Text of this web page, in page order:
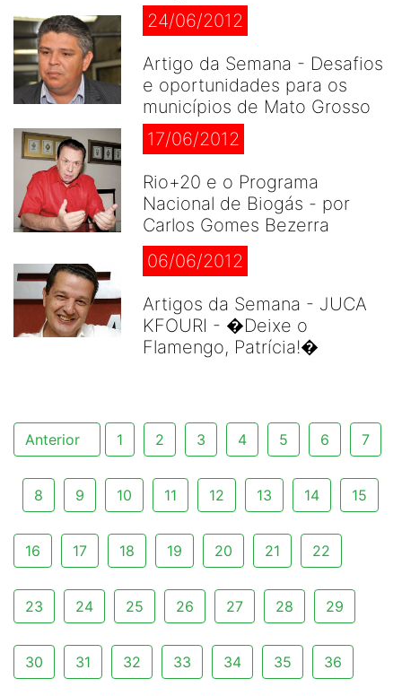
24/06/2012
Artigo da Semana - Desafios
e oportunidades para os
municípios de Mato Grosso
17/06/2012
Rio+20 e o Programa
Nacional de Biogás - por
Carlos Gomes Bezerra
06/06/2012
Artigos da Semana - JUCA
KFOURI - �Deixe o
Flamengo, Patrícia!�
Anterior 1 2 3 4 5 6 7
8 9 10 11 12 13 14 15
16 17 18 19 20 21 22
23 24 25 26 27 28 29
30 31 32 33 34 35 36